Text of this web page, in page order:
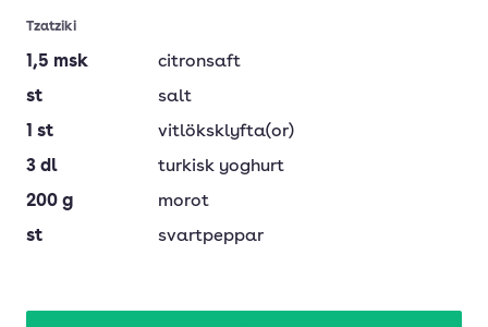
Tzatziki
1,5 msk
citronsaft
st
salt
1 st
vitlöksklyfta(or)
3 dl
turkisk yoghurt
200 g
morot
st
svartpeppar